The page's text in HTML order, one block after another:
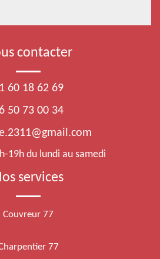
contacter
60 18 62 69
50 73 00 34
19h du lundi au samedi
services
Couvreur 77
77